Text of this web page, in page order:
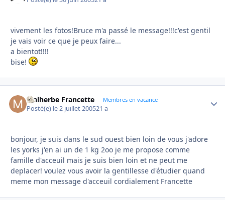
vivement les fotos!Bruce m'a passé le message!!!c'est gentil
je vais voir ce que je peux faire...
a bientot!!!!
bise!
Malherbe Francette Membres en vacance
Posté(e) le 2 juillet 200521 a
bonjour, je suis dans le sud ouest bien loin de vous j'adore
les yorks j'en ai un de 1 kg 2oo je me propose comme
famille d'acceuil mais je suis bien loin et ne peut me
deplacer! voulez vous avoir la gentillesse d'étudier quand
meme mon message d'acceuil cordialement Francette